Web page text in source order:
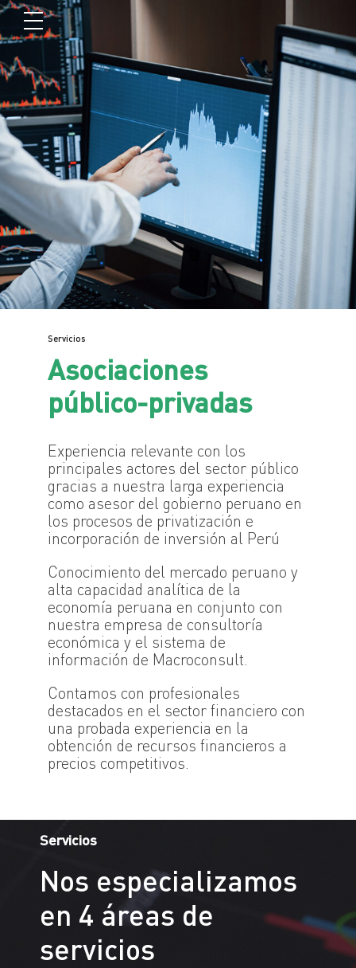
Servicios
Asociaciones
público-privadas
Experiencia relevante con los
principales actores del sector público
gracias a nuestra larga experiencia
como asesor del gobierno peruano en
los procesos de privatización e
incorporación de inversión al Perú
Conocimiento del mercado peruano y
alta capacidad analítica de la
economía peruana en conjunto con
nuestra empresa de consultoría
económica y el sistema de
información de Macroconsult.
Contamos con profesionales
destacados en el sector financiero con
una probada experiencia en la
obtención de recursos financieros a
precios competitivos.
Servicios
Nos especializamos
en 4 áreas de
servicios